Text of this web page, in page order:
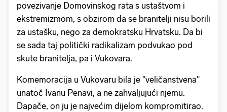
povezivanje Domovinskog rata s ustaštvom i
ekstremizmom, s obzirom da se branitelji nisu borili
za ustašku, nego za demokratsku Hrvatsku. Da bi
se sada taj politički radikalizam podvukao pod
skute branitelja, pa i Vukovara.
Komemoracija u Vukovaru bila je "veličanstvena"
unatoč Ivanu Penavi, a ne zahvaljujući njemu.
Dapače, on ju je najvećim dijelom kompromitirao.